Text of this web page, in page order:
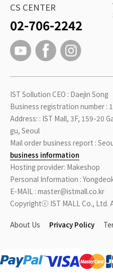
CS CENTER
02-706-2242
IST Sollution CEO : Daejin Song
Business registration number :
Address: : IST Mall, 3F, 159-20
gu, Seoul
Mail order business report :
business information
Hosting provider: Makeshop
Personal Information :
E-MAIL : master@istmall.co.kr
Copyrightⓒ IST MALL Co., Ltd.
About Us Privacy Policy